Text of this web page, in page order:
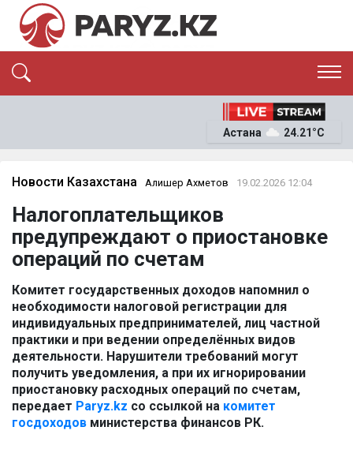
ЭКОНОМИКА
ОҚИҒА
News
Астана 24.21°C
Новости Казахстана Алишер Ахметов 19.02.2026 12:04
Налогоплательщиков
предупреждают о приостановке
операций по счетам
Комитет государственных доходов напомнил о
необходимости налоговой регистрации для
индивидуальных предпринимателей, лиц частной
практики и при ведении определённых видов
деятельности. Нарушители требований могут
получить уведомления, а при их игнорировании
приостановку расходных операций по счетам,
передает Paryz.kz со ссылкой на комитет
госдоходов министерства финансов РК.